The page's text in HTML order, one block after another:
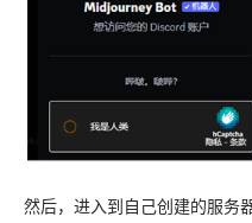
然后，进入到自己创建的服务